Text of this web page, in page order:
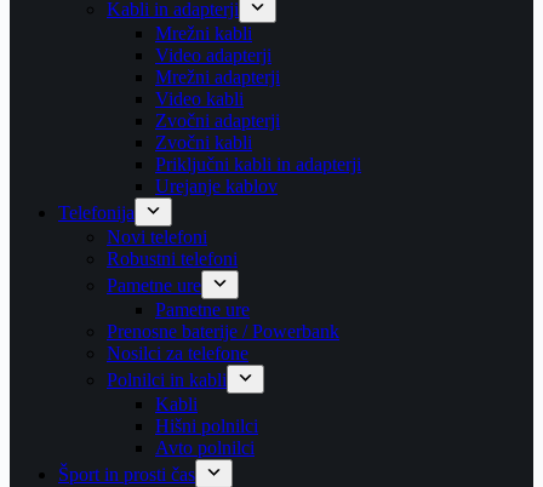
Kabli in adapterji
Mrežni kabli
Video adapterji
Mrežni adapterji
Video kabli
Zvočni adapterji
Zvočni kabli
Priključni kabli in adapterji
Urejanje kablov
Telefonija
Novi telefoni
Robustni telefoni
Pametne ure
Pametne ure
Prenosne baterije / Powerbank
Nosilci za telefone
Polnilci in kabli
Kabli
Hišni polnilci
Avto polnilci
Šport in prosti čas